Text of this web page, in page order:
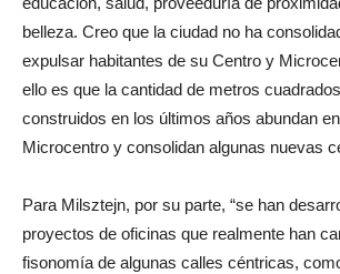
belleza. Creo que la ciudad no ha
expulsar habitantes de su Centro y
ello es que la cantidad de metros
construidos en los últimos años abundan
Microcentro y consolidan algunas nuevas
Para Milsztejn, por su parte, “se han
proyectos de oficinas que realmente han
fisonomía de algunas calles céntricas,